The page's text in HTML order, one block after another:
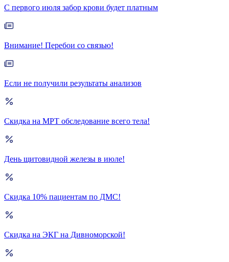
С первого июля забор крови будет платным
Внимание! Перебои со связью!
Если не получили результаты анализов
Скидка на МРТ обследование всего тела!
День щитовидной железы в июле!
Скидка 10% пациентам по ДМС!
Скидка на ЭКГ на Дивноморской!